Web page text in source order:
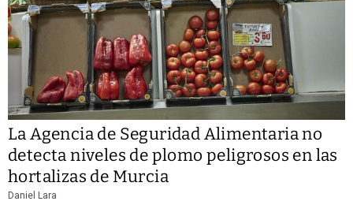
La Agencia de Seguridad Alimentaria no
detecta niveles de plomo peligrosos en las
hortalizas de Murcia
Daniel Lara